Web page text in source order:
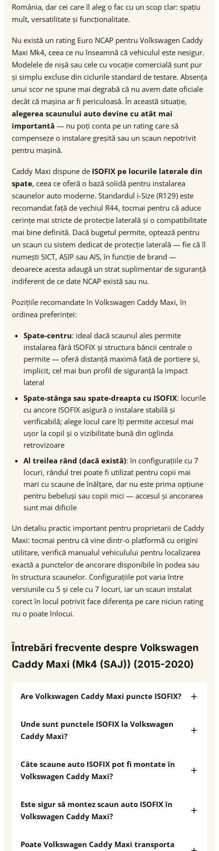
România, dar cei care îl aleg o fac cu un scop clar: spațiu
mult, versatilitate și funcționalitate.
Nu există un rating Euro NCAP pentru Volkswagen Caddy
Maxi Mk4, ceea ce nu înseamnă că vehiculul este nesigur.
Modelele de nișă sau cele cu vocație comercială sunt pur
și simplu excluse din ciclurile standard de testare. Absența
unui scor ne spune mai degrabă că nu avem date oficiale
decât că mașina ar fi periculoasă. În această situație,
alegerea scaunului auto devine cu atât mai
importantă — nu poți conta pe un rating care să
compenseze o instalare greșită sau un scaun nepotrivit
pentru mașină.
Caddy Maxi dispune de ISOFIX pe locurile laterale din
spate, ceea ce oferă o bază solidă pentru instalarea
scaunelor auto moderne. Standardul i-Size (R129) este
recomandat față de vechiul R44, tocmai pentru că aduce
cerințe mai stricte de protecție laterală și o compatibilitate
mai bine definită. Dacă bugetul permite, optează pentru
un scaun cu sistem dedicat de protecție laterală — fie că îl
numești SICT, ASIP sau AIS, în funcție de brand —
deoarece acesta adaugă un strat suplimentar de siguranță
indiferent de ce date NCAP există sau nu.
Pozițiile recomandate în Volkswagen Caddy Maxi, în
ordinea preferinței:
Spate-centru: ideal dacă scaunul ales permite
instalarea fără ISOFIX și structura băncii centrale o
permite — oferă distanță maximă față de portiere și,
implicit, cel mai bun profil de siguranță la impact
lateral
Spate-stânga sau spate-dreapta cu ISOFIX: locurile
cu ancore ISOFIX asigură o instalare stabilă și
verificabilă; alege locul care îți permite accesul mai
ușor la copil și o vizibilitate bună din oglinda
retrovizoare
Al treilea rând (dacă există): în configurațiile cu 7
locuri, rândul trei poate fi utilizat pentru copii mai
mari cu scaune de înălțare, dar nu este prima opțiune
pentru bebeluși sau copii mici — accesul și ancorarea
sunt mai dificile
Un detaliu practic important pentru proprietarii de Caddy
Maxi: tocmai pentru că vine dintr-o platformă cu origini
utilitare, verifică manualul vehiculului pentru localizarea
exactă a punctelor de ancorare disponibile în podea sau
în structura scaunelor. Configurațiile pot varia între
versiunile cu 5 și cele cu 7 locuri, iar un scaun instalat
corect în locul potrivit face diferența pe care niciun rating
nu o poate înlocui.
Întrebări frecvente despre Volkswagen
Caddy Maxi (Mk4 (SAJ)) (2015-2020)
Are Volkswagen Caddy Maxi puncte ISOFIX?
Unde sunt punctele ISOFIX la Volkswagen
Caddy Maxi?
Câte scaune auto ISOFIX pot fi montate în
Volkswagen Caddy Maxi?
Este sigur să montez scaun auto ISOFIX în
Volkswagen Caddy Maxi?
Poate Volkswagen Caddy Maxi transporta